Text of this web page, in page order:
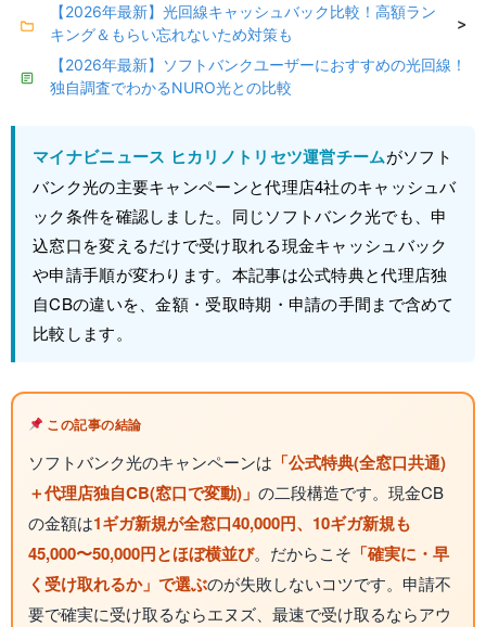
【2026年最新】光回線キャッシュバック比較！高額ラン
キング＆もらい忘れないため対策も
>
【2026年最新】ソフトバンクユーザーにおすすめの光回線！
独自調査でわかるNURO光との比較
マイナビニュース ヒカリノトリセツ運営チームがソフト
バンク光の主要キャンペーンと代理店4社のキャッシュバ
ック条件を確認しました。同じソフトバンク光でも、申
込窓口を変えるだけで受け取れる現金キャッシュバック
や申請手順が変わります。本記事は公式特典と代理店独
自CBの違いを、金額・受取時期・申請の手間まで含めて
比較します。
この記事の結論
ソフトバンク光のキャンペーンは 「公式特典(全窓口共通)
＋代理店独自CB(窓口で変動)」 の二段構造です。現金CB
の金額は1ギガ新規が全窓口40,000円、10ギガ新規も
45,000〜50,000円とほぼ横並び。だからこそ 「確実に・早
く受け取れるか」で選ぶのが失敗しないコツです。申請不
要で確実に受け取るならエヌズ、最速で受け取るならアウ